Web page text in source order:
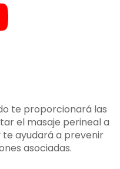
te proporcionará las
el masaje perineal a
te ayudará a prevenir
asociadas.